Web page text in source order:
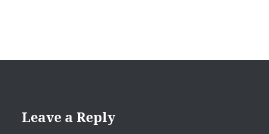
Leave a Reply